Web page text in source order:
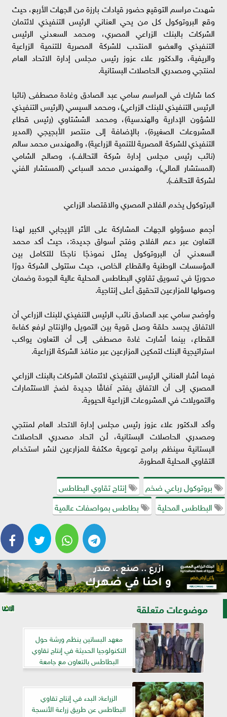
شهدت مراسم التوقيع حضور قيادات بارزة من الجهات الأربع، حيث
وقع البروتوكول كل من يحي العناني الرئيس التنفيذي لائتمان
الشركات بالبنك الزراعي المصري، ومحمد السعدني الرئيس
التنفيذي والعضو المنتدب للشركة المصرية للتنمية الزراعية
والريفية، والدكتور علاء عزوز رئيس مجلس إدارة الاتحاد العام
لمنتجي ومصدري الحاصلات البستانية.
كما شارك في المراسم سامي عبد الصادق وغادة مصطفى (نائبا
الرئيس التنفيذي للبنك الزراعي)، ومحمد السيسي (الرئيس التنفيذي
للشؤون الإدارية والهندسية)، ومحمد الششتاوي (رئيس قطاع
المشروعات الصغيرة)، بالإضافة إلى منتصر الأبجيجي (المدير
التنفيذي للشركة المصرية للتنمية الزراعية)، والمهندس محمد سالم
(نائب رئيس مجلس إدارة شركة التحالف)، وصالح الشامي
(المستشار المالي)، والمهندس محمد السباعي (المستشار الفني
لشركة التحالف).
البرتوكول يخدم الفلاح المصري والاقتصاد الزراعي
أجمع مسؤولو الجهات المشاركة على الأثر الإيجابي الكبير لهذا
التعاون عبر دعم الفلاح وفتح أسواق جديدة:، حيث أكد محمد
السعدني أن البروتوكول يمثل نموذجًا ناجحًا للتكامل بين
المؤسسات الوطنية والقطاع الخاص، حيث ستتولى الشركة دورًا
محوريًا في تسويق تقاوي البطاطس المحلية عالية الجودة وضمان
وصولها للمزارعين لتحقيق أعلى إنتاجية.
وأوضح سامي عبد الصادق نائب الرئيس التنفيذي للبنك الزراعي أن
الاتفاق يجسد حلقة وصل قوية بين التمويل والإنتاج لرفع كفاءة
القطاع، بينما أشارت غادة مصطفى إلى أن التعاون يواكب
استراتيجية البنك لتمكين المزارعين عبر منافذ الشركة الزراعية.
فيما أشار العناني الرئيس التنفيذي لائتمان الشركات بالبنك الزراعي
المصري إلى أن الاتفاق يفتح آفاقًا جديدة لضخ الاستثمارات
والتمويلات في المشروعات الزراعية الحيوية.
وأكد الدكتور علاء عزوز رئيس مجلس إدارة الاتحاد العام لمنتجي
ومصدري الحاصلات البستانية، أـن اتحاد مصدري الحاصلات
البستانية سينظم برامج توعوية مكثفة للمزارعين لنشر استخدام
التقاوي المحلية المطورة.
بروتوكول رباعي ضخم
إنتاج تقاوي البطاطس
البطاطس المحلية
بطاطس بمواصفات عالمية
موضوعات متعلقة
معهد البساتين ينظم ورشة حول
التكنولوجيا الحديثة في إنتاج تقاوي
البطاطس بالتعاون مع جامعة
كانجوون الكورية
الزراعة: البدء في إنتاج تقاوي
البطاطس عن طريق زراعة الأنسجة